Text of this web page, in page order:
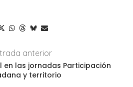
anterior
en las jornadas Participación
y territorio